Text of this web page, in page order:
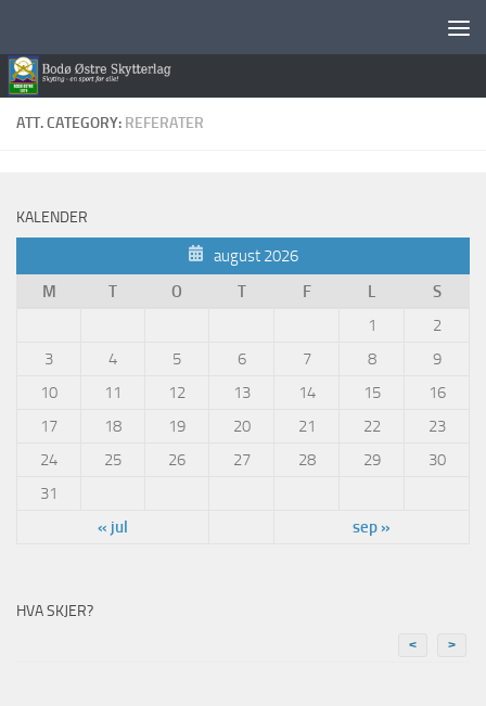
ATT. CATEGORY: REFERATER
KALENDER
august 2026
M
T O T F L
S
1
2
3
4 5 6 7 8
9
10
11 12 13 14 15
16
17
18 19 20 21 22
23
24
25 26 27 28 29
30
31
« jul
sep »
HVA SKJER?
< >